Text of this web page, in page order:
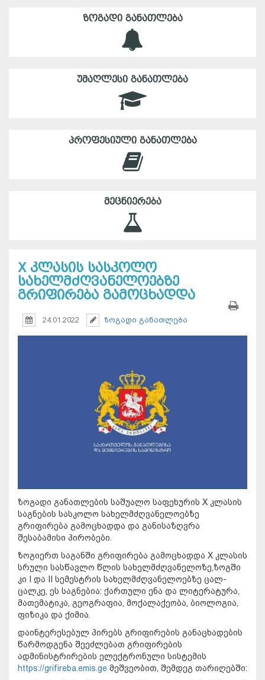
ᲖᲝᲒᲐᲓᲘ ᲒᲐᲜᲐᲗᲚᲔᲑᲐ
ᲣᲛᲐᲦᲚᲔᲡᲘ ᲒᲐᲜᲐᲗᲚᲔᲑᲐ
ᲞᲠᲝᲤᲔᲡᲘᲣᲚᲘ ᲒᲐᲜᲐᲗᲚᲔᲑᲐ
ᲛᲔᲪᲜᲘᲔᲠᲔᲑᲐ
X კლასის სასკოლო
სახელმძღვანელოებზე
გრიფირება გამოცხადდა
24.01.2022 ზოგადი განათლება
ზოგადი განათლების საშუალო საფეხურის X კლასის
საგნების სასკოლო სახელმძღვანელოებზე
გრიფირება გამოცხადდა და განისაზღვრა
შესაბამისი პირობები.
ზოგიერთ საგანში გრიფირება გამოცხადდა X კლასის
სრული სასწავლო წლის სახელმძღვანელოზე,ზოგში
კი I და II სემესტრის სახელმძღვანელოებზე ცალ-
ცალკე, ეს საგნებია: ქართული ენა და ლიტერატურა,
მათემატიკა, გეოგრაფია, მოქალაქეობა, ბიოლოგია,
ფიზიკა და ქიმია.
დაინტერესებულ პირებს გრიფირების განაცხადების
წარმოდგენა შეეძლებათ გრიფირების
ადმინისტრირების ელექტრონული სისტემის
https://grifireba.emis.ge მეშვეობით, შემდეგ თარიღებში: